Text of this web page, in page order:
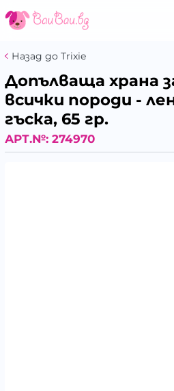
Назад до Trixie
Допълваща храна
всички породи -
гъска, 65 гр.
АРТ.№: 274970